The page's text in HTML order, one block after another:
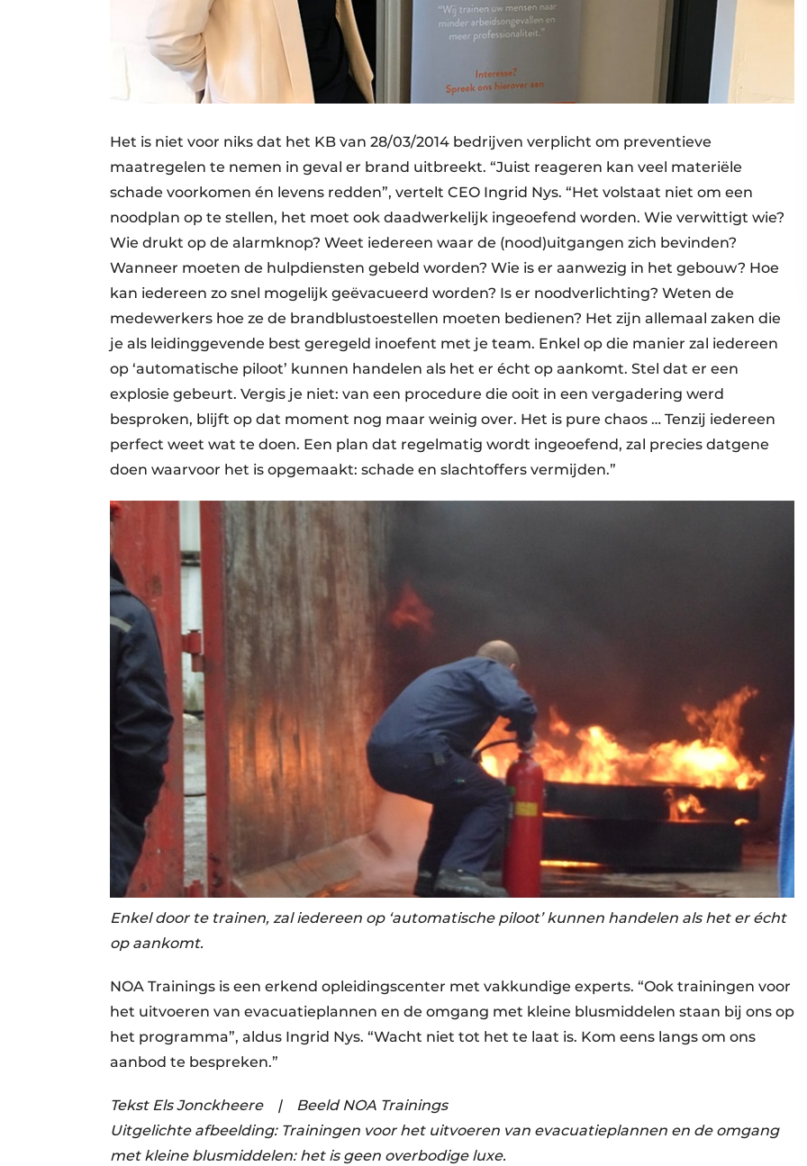
Het is niet voor niks dat het KB van 28/03/2014 bedrijven verplicht om preventieve
maatregelen te nemen in geval er brand uitbreekt. “Juist reageren kan veel materiële
schade voorkomen én levens redden”, vertelt CEO Ingrid Nys. “Het volstaat niet om een
noodplan op te stellen, het moet ook daadwerkelijk ingeoefend worden. Wie verwittigt wie?
Wie drukt op de alarmknop? Weet iedereen waar de (nood)uitgangen zich bevinden?
Wanneer moeten de hulpdiensten gebeld worden? Wie is er aanwezig in het gebouw? Hoe
kan iedereen zo snel mogelijk geëvacueerd worden? Is er noodverlichting? Weten de
medewerkers hoe ze de brandblustoestellen moeten bedienen? Het zijn allemaal zaken die
je als leidinggevende best geregeld inoefent met je team. Enkel op die manier zal iedereen
op ‘automatische piloot’ kunnen handelen als het er écht op aankomt. Stel dat er een
explosie gebeurt. Vergis je niet: van een procedure die ooit in een vergadering werd
besproken, blijft op dat moment nog maar weinig over. Het is pure chaos … Tenzij iedereen
perfect weet wat te doen. Een plan dat regelmatig wordt ingeoefend, zal precies datgene
doen waarvoor het is opgemaakt: schade en slachtoffers vermijden.”
Enkel door te trainen, zal iedereen op ‘automatische piloot’ kunnen handelen als het er écht
op aankomt.
NOA Trainings is een erkend opleidingscenter met vakkundige experts. “Ook trainingen voor
het uitvoeren van evacuatieplannen en de omgang met kleine blusmiddelen staan bij ons op
het programma”, aldus Ingrid Nys. “Wacht niet tot het te laat is. Kom eens langs om ons
aanbod te bespreken.”
Tekst Els Jonckheere |
Beeld NOA Trainings
Uitgelichte afbeelding: Trainingen voor het uitvoeren van evacuatieplannen en de omgang
met kleine blusmiddelen: het is geen overbodige luxe.